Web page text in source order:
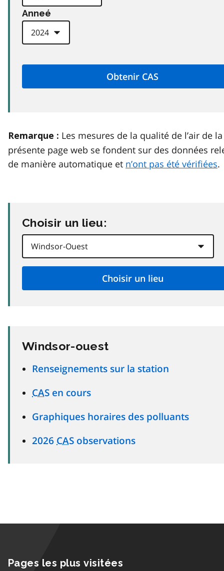
Anneé
Remarque : Les mesures de la qualité de l’air de la
présente page web se fondent sur des données
de manière automatique et n’ont pas été vérifiées.
Choisir un lieu:
Windsor-ouest
Renseignements sur la station
CAS en cours
Graphiques horaires des polluants
2026 CAS observations
Pages les plus visitées